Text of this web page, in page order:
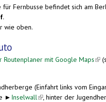
Fernbusse befindet sich am
.
wie oben.
Routenplaner mit Google Maps
(Einfahrt links vom
► Inselwall(link is external)
, hinter der